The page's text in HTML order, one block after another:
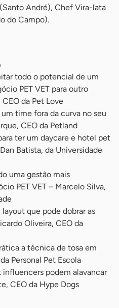
André), Chef Vira-lata
do Campo).
todo o potencial de um
PET VET para outro
da Pet Love
time fora da curva no seu
CEO da Petland
ter um daycare e hotel pet
Batista, da Universidade
uma gestão mais
PET VET – Marcelo Silva,
que pode dobrar as
Oliveira, CEO da
a técnica de tosa em
Personal Pet Escola
podem alavancar
CEO da Hype Dogs